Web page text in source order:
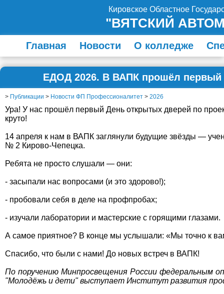
Кировское Областное
"ВЯТСКИЙ
Главная Новости О колледже
ЕДОД 2026. В ВАПК прошёл первый
> Публикации > Новости ФП Профессионалитет > 2026
Ура! У нас прошёл первый День открытых дверей по
круто!
14 апреля к нам в ВАПК заглянули будущие звёзды —
№ 2 Кирово‑Чепецка.
Ребята не просто слушали — они:
- засыпали нас вопросами (и это здорово!);
- пробовали себя в деле на профпробах;
- изучали лаборатории и мастерские с горящими глазами.
А самое приятное? В конце мы услышали: «Мы точно к
Спасибо, что были с нами! До новых встреч в ВАПК!
По поручению Минпросвещения России федеральным
"Молодёжь и дети" выступает Институт развития